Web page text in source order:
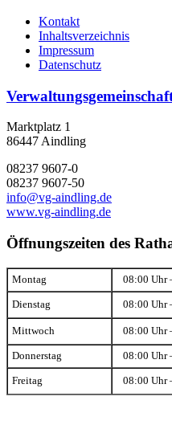
Kontakt
Inhaltsverzeichnis
Impressum
Datenschutz
Marktplatz 1
86447 Aindling
08237 9607-0
08237 9607-50
info@vg-aindling.de
www.vg-aindling.de
Öffnungszeiten des
Montag 08:00 Uhr
Dienstag 08:00 Uhr
Mittwoch 08:00 Uhr
Donnerstag 08:00 Uhr
Freitag 08:00 Uhr